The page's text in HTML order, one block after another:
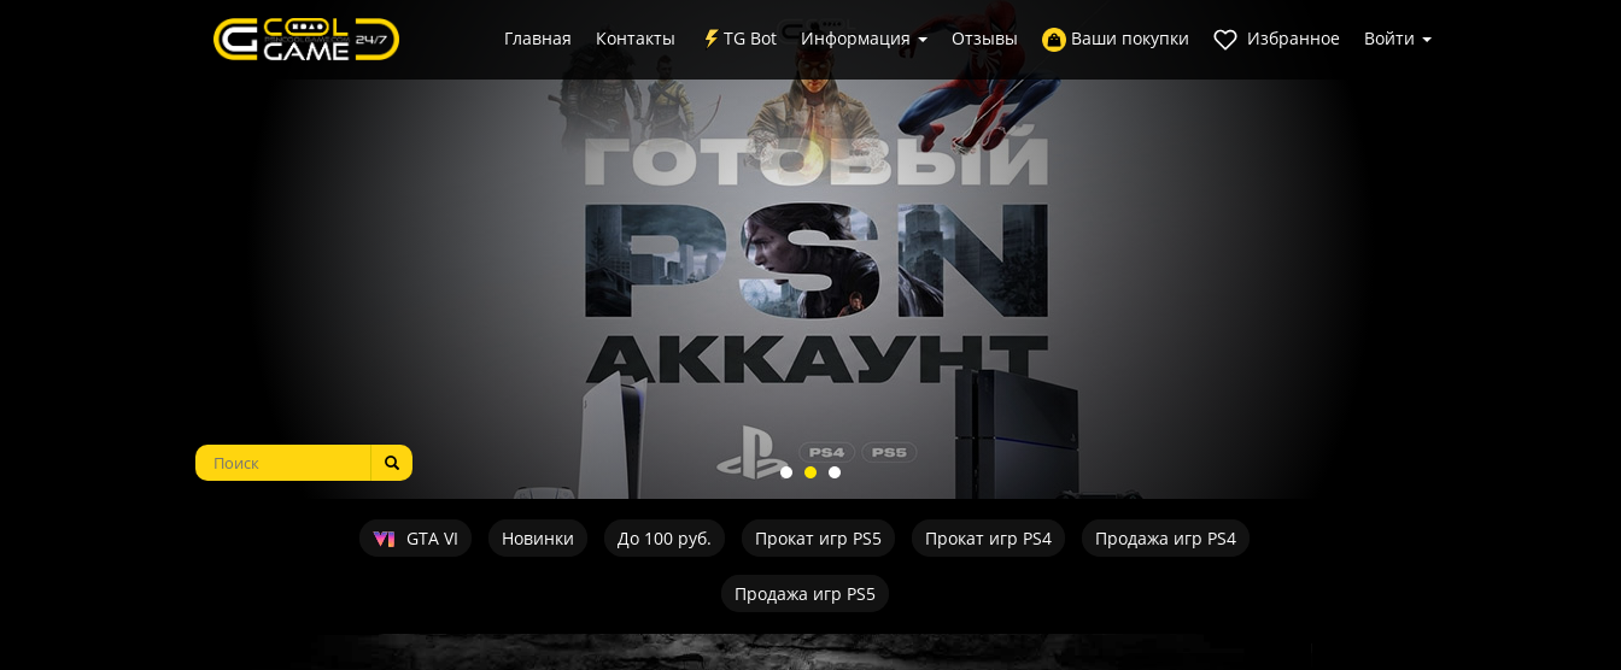
Главная Контакты TG Bot Информация Отзывы Ваши покупки Избранное Войти
GTA VI Новинки До 100 руб. Прокат игр PS5 Прокат игр PS4 Продажа игр PS4
Продажа игр PS5